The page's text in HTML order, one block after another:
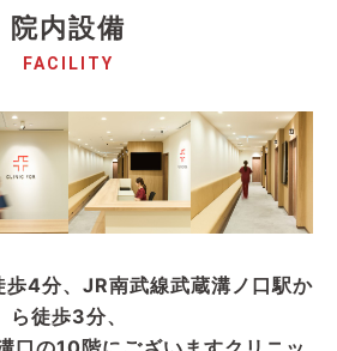
院内設備
FACILITY
歩4分、JR南武線武蔵溝ノ口駅か
ら徒歩3分、